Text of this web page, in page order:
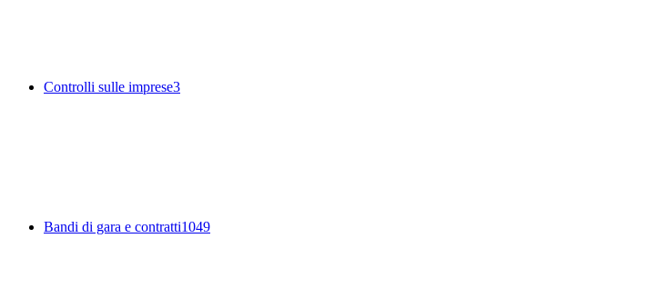
Controlli sulle imprese3
Bandi di gara e contratti1049